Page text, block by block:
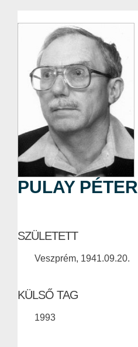
PULAY PÉTER
SZÜLETETT
Veszprém, 1941.09.20.
KÜLSŐ TAG
1993